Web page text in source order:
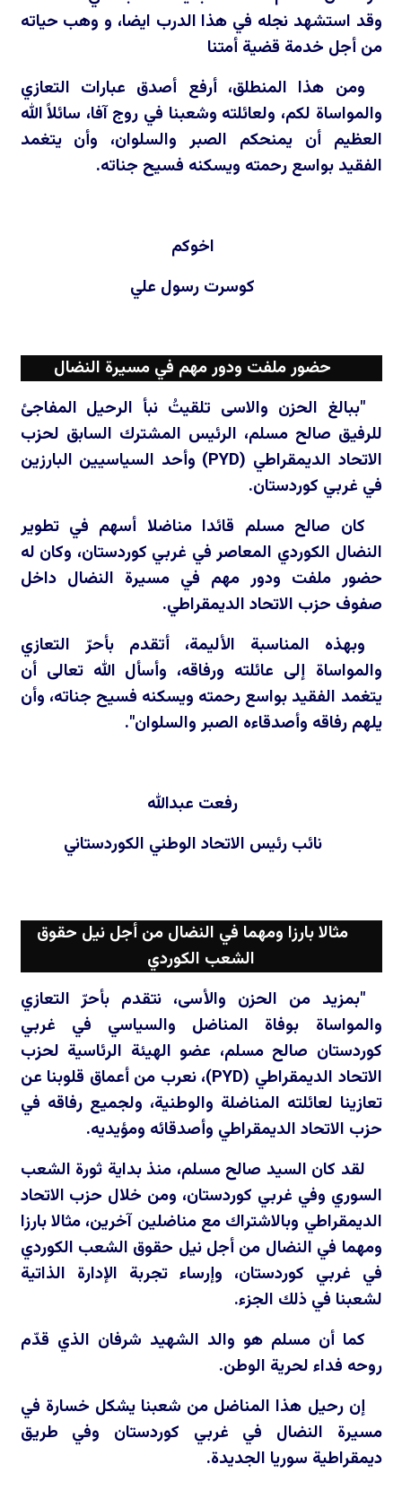
وقد استشهد نجله في هذا الدرب ايضا، و وهب حياته
من أجل خدمة قضية أمتنا
ومن هذا المنطلق، أرفع أصدق عبارات التعازي
والمواساة لكم، ولعائلته وشعبنا في روج آفا، سائلاً الله
العظيم أن يمنحكم الصبر والسلوان، وأن يتغمد
الفقيد بواسع رحمته ويسكنه فسيح جناته.
اخوكم
كوسرت رسول علي
حضور ملفت ودور مهم في مسيرة النضال
"ببالغ الحزن والاسى تلقيتُ نبأ الرحيل المفاجئ
للرفيق صالح مسلم، الرئيس المشترك السابق لحزب
الاتحاد الديمقراطي (PYD) وأحد السياسيين البارزين
في غربي كوردستان.
كان صالح مسلم قائدا مناضلا أسهم في تطوير
النضال الكوردي المعاصر في غربي كوردستان، وكان له
حضور ملفت ودور مهم في مسيرة النضال داخل
صفوف حزب الاتحاد الديمقراطي.
وبهذه المناسبة الأليمة، أتقدم بأحرّ التعازي
والمواساة إلى عائلته ورفاقه، وأسأل الله تعالى أن
يتغمد الفقيد بواسع رحمته ويسكنه فسيح جناته، وأن
يلهم رفاقه وأصدقاءه الصبر والسلوان".
رفعت عبدالله
نائب رئيس الاتحاد الوطني الكوردستاني
مثالا بارزا ومهما في النضال من أجل نيل حقوق
الشعب الكوردي
"بمزيد من الحزن والأسى، نتقدم بأحرّ التعازي
والمواساة بوفاة المناضل والسياسي في غربي
كوردستان صالح مسلم، عضو الهيئة الرئاسية لحزب
الاتحاد الديمقراطي (PYD)، نعرب من أعماق قلوبنا عن
تعازينا لعائلته المناضلة والوطنية، ولجميع رفاقه في
حزب الاتحاد الديمقراطي وأصدقائه ومؤيديه.
لقد كان السيد صالح مسلم، منذ بداية ثورة الشعب
السوري وفي غربي كوردستان، ومن خلال حزب الاتحاد
الديمقراطي وبالاشتراك مع مناضلين آخرين، مثالا بارزا
ومهما في النضال من أجل نيل حقوق الشعب الكوردي
في غربي كوردستان، وإرساء تجربة الإدارة الذاتية
لشعبنا في ذلك الجزء.
كما أن مسلم هو والد الشهيد شرفان الذي قدّم
روحه فداء لحرية الوطن.
إن رحيل هذا المناضل من شعبنا يشكل خسارة في
مسيرة النضال في غربي كوردستان وفي طريق
ديمقراطية سوريا الجديدة.